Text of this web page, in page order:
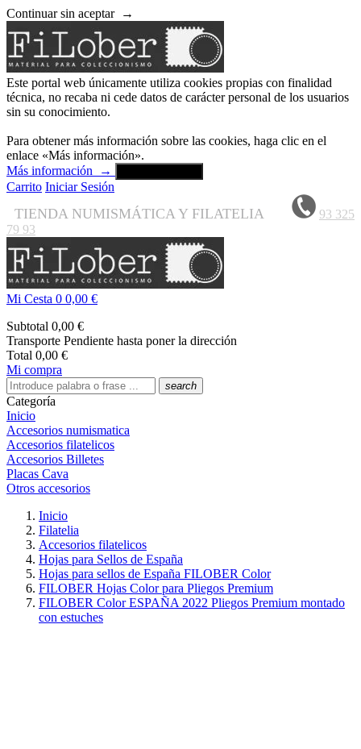
Continuar sin aceptar →
Este portal web únicamente utiliza cookies propias con finalidad
técnica, no recaba ni cede datos de carácter personal de los usuarios
sin su conocimiento.
Para obtener más información sobre las cookies, haga clic en el
enlace «Más información».
Más información
→
Carrito Iniciar Sesión
TIENDA NUMISMÁTICA Y FILATELIA
93 325
79 93
Mi Cesta 0 0,00 €
Subtotal 0,00 €
Transporte Pendiente hasta poner la dirección
Total 0,00 €
Mi compra
search
Categoría
Inicio
Accesorios numismatica
Accesorios filatelicos
Accesorios Billetes
Placas Cava
Otros accesorios
Inicio
Filatelia
Accesorios filatelicos
Hojas para Sellos de España
Hojas para sellos de España FILOBER Color
FILOBER Hojas Color para Pliegos Premium
FILOBER Color ESPAÑA 2022 Pliegos Premium montado
con estuches